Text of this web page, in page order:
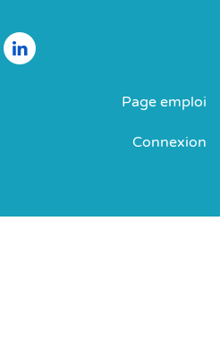
Page emploi
Connexion